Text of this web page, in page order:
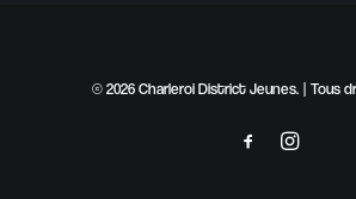
© 2026 Charleroi District Jeunes. | Tous